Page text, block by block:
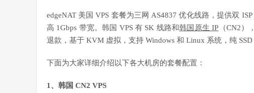
edgeNAT 美国 VPS 套餐为三网 AS4837 优化线路，提供双
高 1Gbps 带宽。韩国 VPS 有 SK 线路和韩国原生 IP （CN2）
退款，基于 KVM 虚拟，支持 Windows 和 Linux 系统，纯 SSD
下面为大家详细介绍以下各大机房的套餐配置：
1、韩国 CN2 VPS